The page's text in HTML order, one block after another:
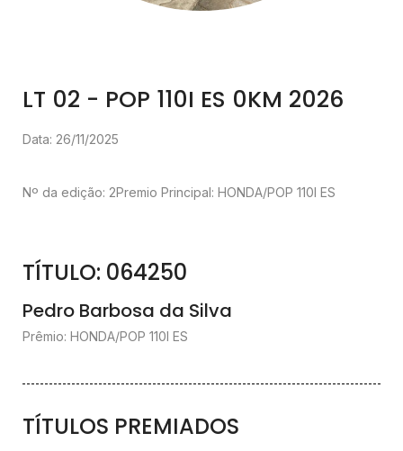
LT 02 - POP 110I ES 0KM 2026
Data: 26/11/2025
Nº da edição: 2Premio Principal: HONDA/POP 110I ES
TÍTULO: 064250
Pedro Barbosa da Silva
Prêmio: HONDA/POP 110I ES
TÍTULOS PREMIADOS